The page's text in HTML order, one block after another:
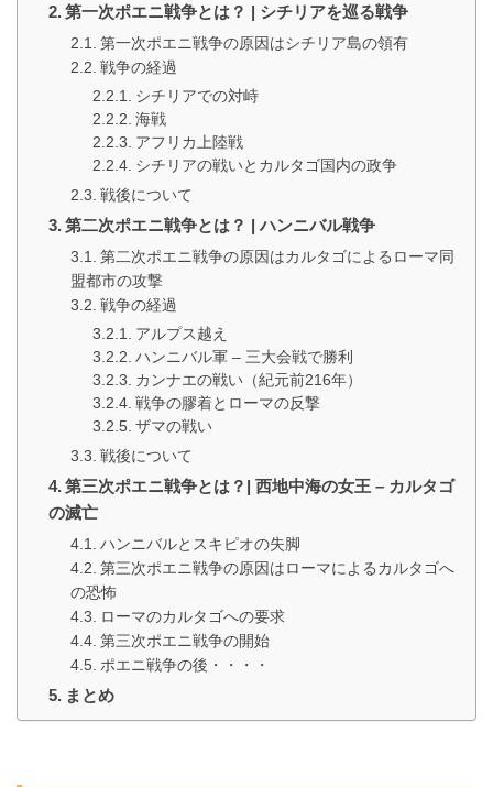
第一次ポエニ戦争とは？ | シチリアを巡る戦争
第一次ポエニ戦争の原因はシチリア島の領有
戦争の経過
シチリアでの対峙
海戦
アフリカ上陸戦
シチリアの戦いとカルタゴ国内の政争
戦後について
第二次ポエニ戦争とは？ | ハンニバル戦争
第二次ポエニ戦争の原因はカルタゴによるローマ同
盟都市の攻撃
戦争の経過
アルプス越え
ハンニバル軍 – 三大会戦で勝利
カンナエの戦い（紀元前216年）
戦争の膠着とローマの反撃
ザマの戦い
戦後について
第三次ポエニ戦争とは？| 西地中海の女王 – カルタゴ
の滅亡
ハンニバルとスキピオの失脚
第三次ポエニ戦争の原因はローマによるカルタゴへ
の恐怖
ローマのカルタゴへの要求
第三次ポエニ戦争の開始
ポエニ戦争の後・・・・
まとめ